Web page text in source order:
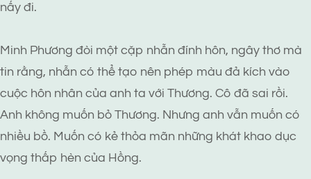
nấy đi.
Minh Phương đòi một cặp nhẫn đính hôn, ngây thơ mà
tin rằng, nhẫn có thể tạo nên phép màu đả kích vào
cuộc hôn nhân của anh ta với Thương. Cô đã sai rồi.
Anh không muốn bỏ Thương. Nhưng anh vẫn muốn có
nhiều bồ. Muốn có kẻ thỏa mãn những khát khao dục
vọng thấp hèn của Hồng.